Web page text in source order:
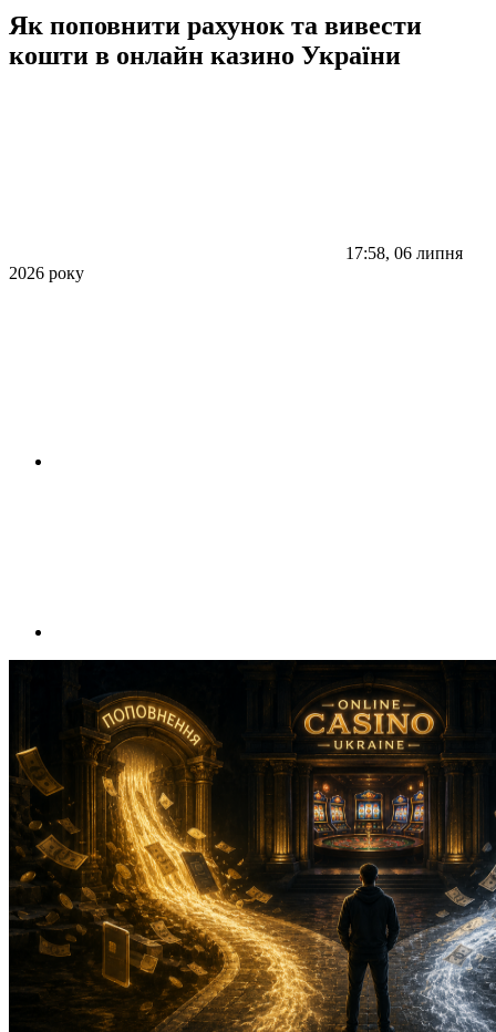
Як поповнити рахунок та вивести
кошти в онлайн казино України
17:58, 06 липня
2026 року